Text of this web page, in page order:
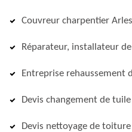
Couvreur charpentier Arles
Réparateur, installateur
Entreprise rehaussement
Devis changement de
Devis nettoyage de toiture